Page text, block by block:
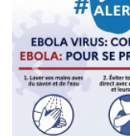
Previous